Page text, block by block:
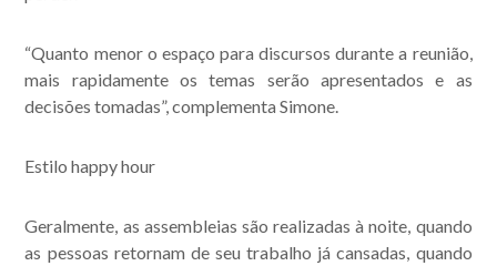
“Quanto menor o espaço para discursos durante a reunião,
mais rapidamente os temas serão apresentados e as
decisões tomadas”, complementa Simone.
Estilo happy hour
Geralmente, as assembleias são realizadas à noite, quando
as pessoas retornam de seu trabalho já cansadas, quando